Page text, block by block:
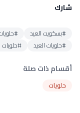
شارك
#بسكويت العيد
#حلويات العيد
#حلويات
أقسام ذات صلة
حلويات